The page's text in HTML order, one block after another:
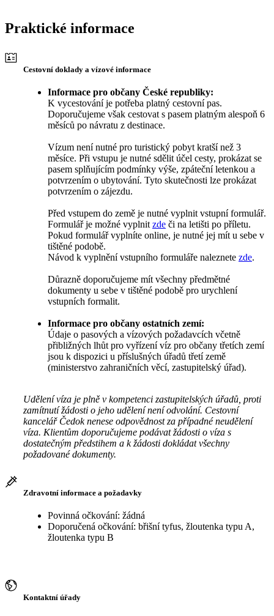
Praktické informace
Cestovní doklady a vízové informace
Informace pro občany České republiky:
K vycestování je potřeba platný cestovní pas.
Doporučujeme však cestovat s pasem platným alespoň 6
měsíců po návratu z destinace.
Vízum není nutné pro turistický pobyt kratší než 3
měsíce. Při vstupu je nutné sdělit účel cesty, prokázat se
pasem splňujícím podmínky výše, zpáteční letenkou a
potvrzením o ubytování. Tyto skutečnosti lze prokázat
potvrzením o zájezdu.
Před vstupem do země je nutné vyplnit vstupní formulář.
Formulář je možné vyplnit zde či na letišti po příletu.
Pokud formulář vyplníte online, je nutné jej mít u sebe v
tištěné podobě.
Návod k vyplnění vstupního formuláře naleznete zde.
Důrazně doporučujeme mít všechny předmětné
dokumenty u sebe v tištěné podobě pro urychlení
vstupních formalit.
Informace pro občany ostatních zemí:
Údaje o pasových a vízových požadavcích včetně
přibližných lhůt pro vyřízení víz pro občany třetích zemí
jsou k dispozici u příslušných úřadů třetí země
(ministerstvo zahraničních věcí, zastupitelský úřad).
Udělení víza je plně v kompetenci zastupitelských úřadů, proti
zamítnutí žádosti o jeho udělení není odvolání. Cestovní
kancelář Čedok nenese odpovědnost za případné neudělení
víza. Klientům doporučujeme podávat žádosti o víza s
dostatečným předstihem a k žádosti dokládat všechny
požadované dokumenty.
Zdravotní informace a požadavky
Povinná očkování: žádná
Doporučená očkování: břišní tyfus, žloutenka typu A,
žloutenka typu B
Kontaktní úřady